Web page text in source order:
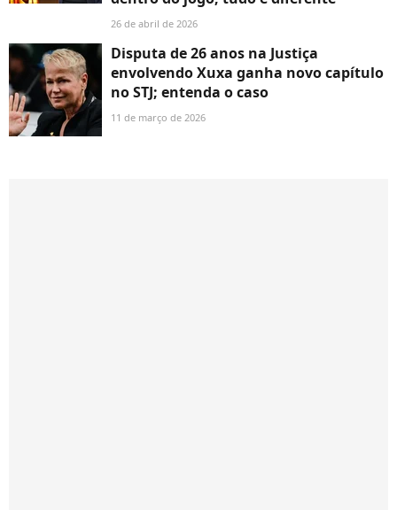
26 de abril de 2026
Disputa de 26 anos na Justiça
envolvendo Xuxa ganha novo capítulo
no STJ; entenda o caso
11 de março de 2026